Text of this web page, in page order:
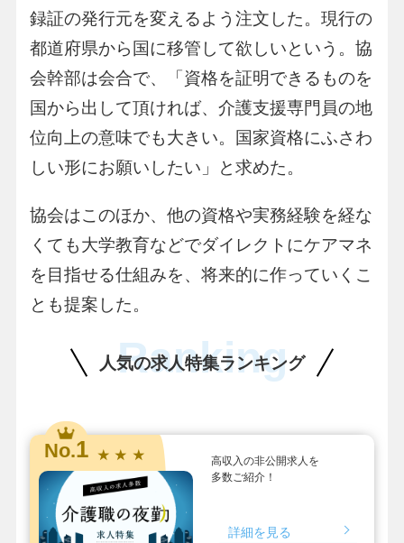
録証の発行元を変えるよう注文した。現行の
都道府県から国に移管して欲しいという。協
会幹部は会合で、「資格を証明できるものを
国から出して頂ければ、介護支援専門員の地
位向上の意味でも大きい。国家資格にふさわ
しい形にお願いしたい」と求めた。
協会はこのほか、他の資格や実務経験を経な
くても大学教育などでダイレクトにケアマネ
を目指せる仕組みを、将来的に作っていくこ
とも提案した。
人気の求人特集ランキング
Ranking
No.1 ★ ★ ★
高収入の非公開求人を
多数ご紹介！
詳細を見る